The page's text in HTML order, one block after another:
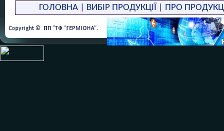
Scale ranges 0 ... 400 °C
Contacts - microswitches
Type of contact - 1 fixed
Switch rating - 5 A non-
ГОЛОВНА| ВИБІР ПРОДУКЦІЇ ПРО